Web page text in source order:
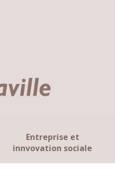
Entreprise et
innvovation sociale